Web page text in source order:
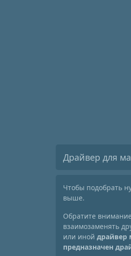
Драйвер для
Чтобы подобрать
выше.
Обратите
взаимозаменять
или иной драйвер
предназначен